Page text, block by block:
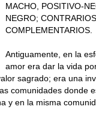
MACHO, POSITIVO-
NEGRO;
COMPLEMENTARIOS.
Antiguamente, en la
amor era dar la vida
sagrado; era una
comunidades donde
y en la misma